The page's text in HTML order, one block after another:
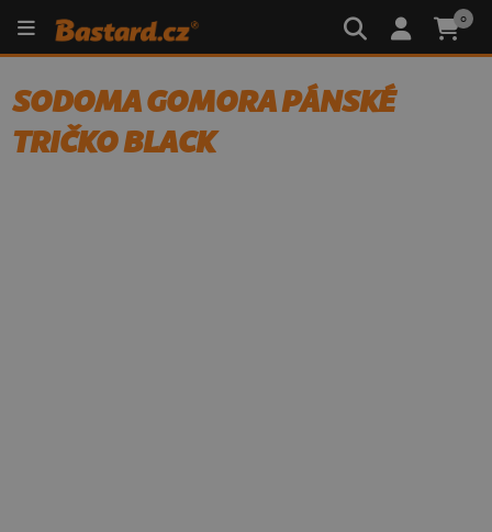
0
SODOMA GOMORA PÁNSKÉ
TRIČKO BLACK